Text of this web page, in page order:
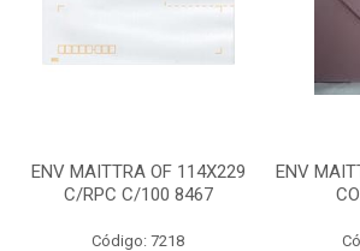
ENV MAITTRA OF 114X229
C/RPC C/100 8467
Código: 7218
ENV